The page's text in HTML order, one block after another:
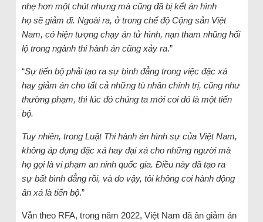
nhẹ hơn một chút nhưng mà cũng đã bị kết án hình
họ sẽ giảm đi. Ngoài ra, ở trong chế độ Cộng sản Việt
Nam, có hiện tượng chạy án tử hình, nạn tham nhũng hối
lộ trong ngành thi hành án cũng xảy ra.”
“Sự tiến bộ phải tạo ra sự bình đẳng trong việc đặc xá
hay giảm án cho tất cả những tù nhân chính trị, cũng như
thường phạm, thì lúc đó chúng ta mới coi đó là một tiến
bộ.
Tuy nhiên, trong Luật Thi hành án hình sự của Việt Nam,
không áp dụng đặc xá hay đại xá cho những người mà
họ gọi là vi phạm an ninh quốc gia. Điều này đã tạo ra
sự bất bình đẳng rồi, và do vậy, tôi không coi hành động
ân xá là tiến bộ.”
Vẫn theo RFA, trong năm 2022, Việt Nam đã ân giảm án